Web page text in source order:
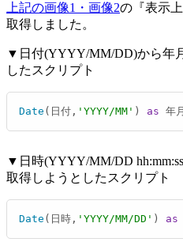
上記の画像1・画像2の『表示
取得しました。
▼日付(YYYY/MM/DD)から年
したスクリプト
Date (日付, 'YYYY/MM' ) as 年月
▼日時(YYYY/MM/DD
取得しようとしたスクリプト
Date (日時, 'YYYY/MM/DD' ) as